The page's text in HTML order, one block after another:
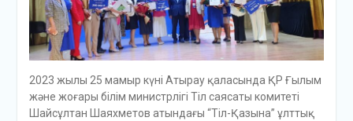
2023 жылы 25 мамыр күні Атырау қаласында ҚР Ғылым
және жоғары білім министрлігі Тіл саясаты комитеті
Шайсұлтан Шаяхметов атындағы “Тіл-Қазына” ұлттық